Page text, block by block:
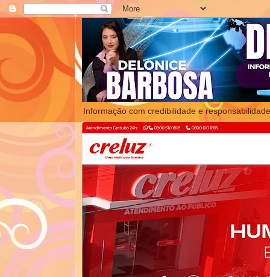
Informação com credibilidade e